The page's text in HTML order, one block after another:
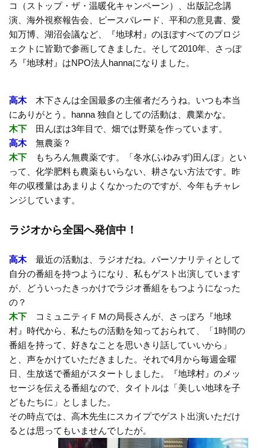
コ（ストップ・ザ・温暖化キャンペーン）、出版記念講
演、海外視察報告会、ピースパレード、平和の意見書、愛
知万博、湖沼会議など、『地球村』のほぼすべてのプロジ
ェクトに皆勤で参画してきました。そして2010年、さっぽ
ろ『地球村』はNPO法人hannaになりました。
高木木下さんは全国最多の主催者だろうね。いつも本当
にありがとう。hanna 独自としての活動は、農業かな。
木下 田んぼは3年目で、畑では野菜を作っています。
高木無農薬？
木下 もちろん無農薬です。「冬水(ふゆみず)田んぼ」とい
って、化学肥料も農薬もいらない、耕さない方法です。昨
年の収穫量はあまりよくなかったのですが、今年もチャレ
ンジしています。
ラジオから全国へ発信中！
高木最近の活動は、ラジオだね。パーソナリティとして
自分の番組を持つようになり、私もゲスト出演しています
が、どういったきっかけでラジオ番組をもつようになった
の？
木下 コミュニティＦＭの局長さんが、さっぽろ『地球
村』時代から、私たちの活動を知っておられて、「1時間の
番組を持って、好きなことを思いきり話していいから」
と、声をかけていただきました。それで4月から毎週金曜
日、生放送で番組がスタートしました。『地球村』のメッ
セージを伝える番組なので、タイトルは「美しい地球を子
どもたちに」としました。
その時点では、高木先生にスカイプでゲスト出演いただけ
るとは思ってもいませんでしたが。